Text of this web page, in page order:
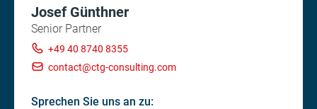
Josef Günthner
Senior Partner
+49 40 8740 8355
contact@ctg-consulting.com
Sprechen Sie uns an zu: